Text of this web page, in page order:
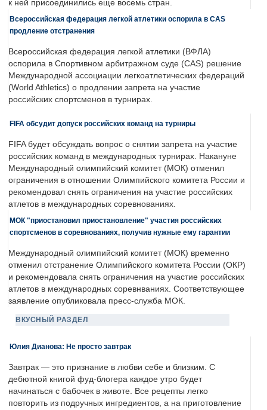
к ней присоединились еще восемь стран.
Всероссийская федерация легкой атлетики оспорила в CAS
продление отстранения
Всероссийская федерация легкой атлетики (ВФЛА)
оспорила в Спортивном арбитражном суде (CAS) решение
Международной ассоциации легкоатлетических федераций
(World Athletics) о продлении запрета на участие
российских спортсменов в турнирах.
FIFA обсудит допуск российских команд на турниры
FIFA будет обсуждать вопрос о снятии запрета на участие
российских команд в международных турнирах. Накануне
Международный олимпийский комитет (МОК) отменил
ограничения в отношении Олимпийского комитета России и
рекомендовал снять ограничения на участие российских
атлетов в международных соревнованиях.
МОК "приостановил приостановление" участия российских
спортсменов в соревнованиях, получив нужные ему гарантии
Международный олимпийский комитет (МОК) временно
отменил отстранение Олимпийского комитета России (ОКР)
и рекомендовала снять ограничения на участие российских
атлетов в международных соревнваниях. Соответствующее
заявление опубликовала пресс-служба МОК.
ВКУСНЫЙ РАЗДЕЛ
Юлия Дианова: Не просто завтрак
Завтрак — это признание в любви себе и близким. С
дебютной книгой фуд-блогера каждое утро будет
начинаться с бабочек в животе. Все рецепты легко
повторить из подручных ингредиентов, а на приготовление